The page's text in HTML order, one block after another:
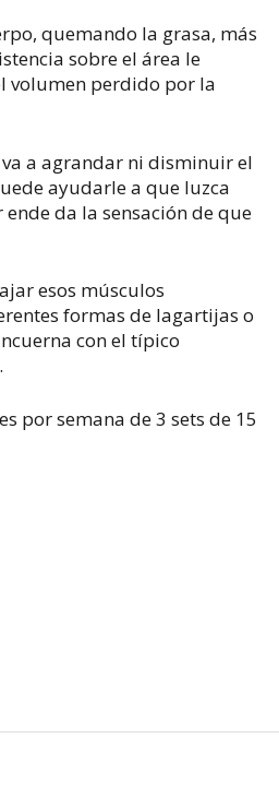
quemando la grasa, más
sobre el área le
volumen perdido por la
a agrandar ni disminuir el
ayudarle a que luzca
da la sensación de que
esos músculos
formas de lagartijas o
con el típico
por semana de 3 sets de 15